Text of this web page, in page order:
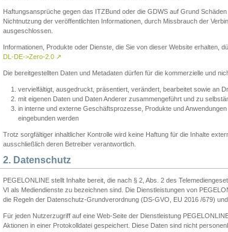
Haftungsansprüche gegen das ITZBund oder die GDWS auf Grund
Nichtnutzung der veröffentlichten Informationen, durch Missbrauch der
ausgeschlossen.
Informationen, Produkte oder Dienste, die Sie von dieser Website erhalten,
DL-DE->Zero-2.0 ↗
Die bereitgestellten Daten und Metadaten dürfen für die kommerzielle und
vervielfältigt, ausgedruckt, präsentiert, verändert, bearbeitet sowie an
mit eigenen Daten und Daten Anderer zusammengeführt und zu
in interne und externe Geschäftsprozesse, Produkte und
eingebunden werden
Trotz sorgfältiger inhaltlicher Kontrolle wird keine Haftung für die Inhalte
ausschließlich deren Betreiber verantwortlich.
2. Datenschutz
PEGELONLINE stellt Inhalte bereit, die nach § 2, Abs. 2 des
VI als Mediendienste zu bezeichnen sind. Die Dienstleistungen von
die Regeln der Datenschutz-Grundverordnung (DS-GVO, EU 2016 /679)
Für jeden Nutzerzugriff auf eine Web-Seite der Dienstleistung
Aktionen in einer Protokolldatei gespeichert. Diese Daten sind nicht